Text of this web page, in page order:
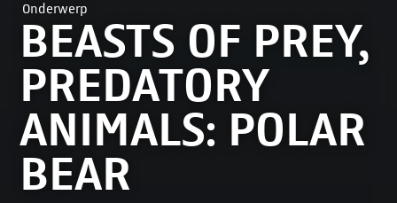
Onderwerp
BEASTS OF PREY,
PREDATORY
ANIMALS: POLAR
BEAR